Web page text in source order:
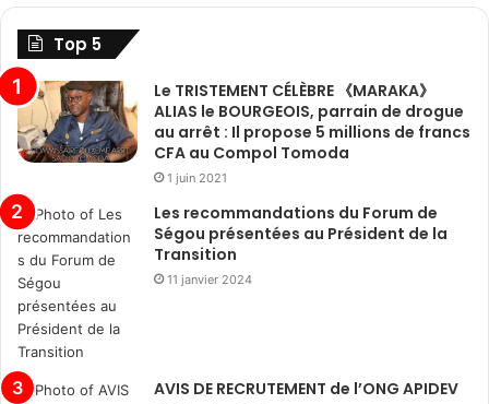
Top 5
Le TRISTEMENT CÉLÈBRE 《MARAKA》
ALIAS le BOURGEOIS, parrain de drogue
au arrêt : Il propose 5 millions de francs
CFA au Compol Tomoda
1 juin 2021
Les recommandations du Forum de
Ségou présentées au Président de la
Transition
11 janvier 2024
AVIS DE RECRUTEMENT de l’ONG APIDEV